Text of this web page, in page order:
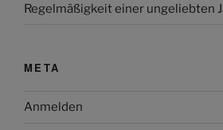
Regelmäßigkeit einer ungeliebten
META
Anmelden